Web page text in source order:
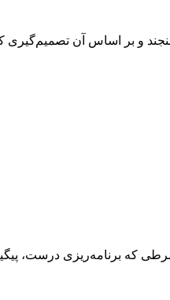
و بر اساس آن تصمیم‌گیری
شرطی که برنامه‌ریزی درست،